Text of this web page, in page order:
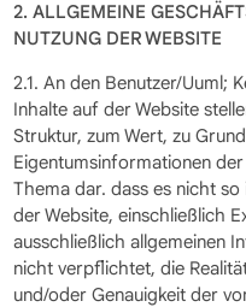
2. ALLGEMEINE
NUTZUNG DER WEBSITE
2.1. An den Benutzer/Uuml;
Inhalte auf der Website
Struktur, zum Wert, zu
Eigentumsinformationen
Thema dar. dass es nicht
der Website, einschließlich
ausschließlich allgemeinen
nicht verpflichtet, die
und/oder Genauigkeit der